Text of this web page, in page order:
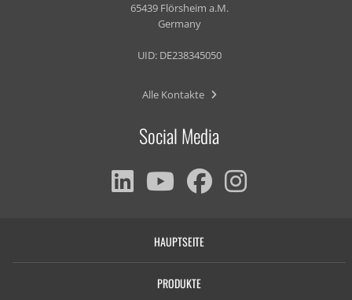
65439 Flörsheim a.M.
Germany
UID: DE238345050
Alle Kontakte
Social Media
HAUPTSEITE
PRODUKTE